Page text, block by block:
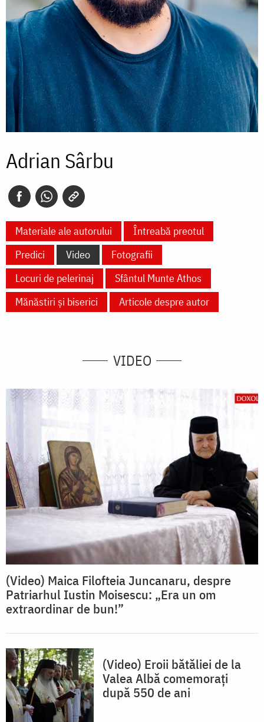
Adrian Sârbu
Materiale ale autorului
Întreabă preotul
Predici
Video
Fotografii
Locuri de pelerinaj
Sfântul Munte Athos
Mănăstiri și biserici
Articole despre autor
VIDEO
(Video) Maica Filofteia Juncanaru, despre
Patriarhul Iustin Moisescu: „Era un om
extraordinar de bun!”
(Video) Eroii bătăliei de la
Valea Albă comemorați
după 550 de ani